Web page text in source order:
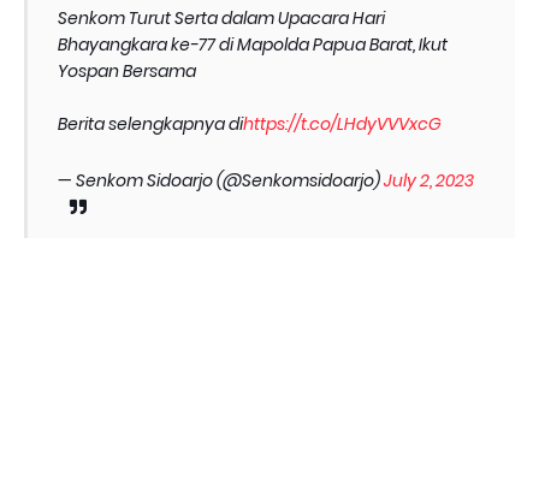
Senkom Turut Serta dalam Upacara Hari
Bhayangkara ke-77 di Mapolda Papua Barat, Ikut
Yospan Bersama
Berita selengkapnya dihttps://t.co/LHdyVVVxcG
— Senkom Sidoarjo (@Senkomsidoarjo)July 2, 2023